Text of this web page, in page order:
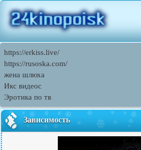
https://erkiss.live/
https://rusoska.com/
жена шлюха
Икс видеос
Эротика по тв
Зависимость